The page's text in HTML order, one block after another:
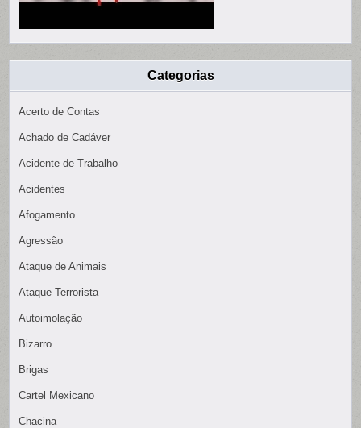
Categorias
Acerto de Contas
Achado de Cadáver
Acidente de Trabalho
Acidentes
Afogamento
Agressão
Ataque de Animais
Ataque Terrorista
Autoimolação
Bizarro
Brigas
Cartel Mexicano
Chacina